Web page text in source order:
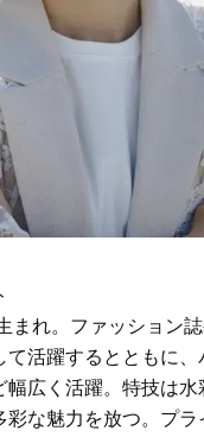
まれ。ファッション
て活躍するとともに、
幅広く活躍。特技は水
彩な魅力を放つ。プ